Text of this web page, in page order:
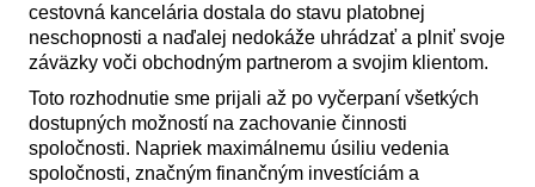
cestovná kancelária dostala do stavu platobnej
neschopnosti a naďalej nedokáže uhrádzať a plniť svoje
záväzky voči obchodným partnerom a svojim klientom.
Toto rozhodnutie sme prijali až po vyčerpaní všetkých
dostupných možností na zachovanie činnosti
spoločnosti. Napriek maximálnemu úsiliu vedenia
spoločnosti, značným finančným investíciám a